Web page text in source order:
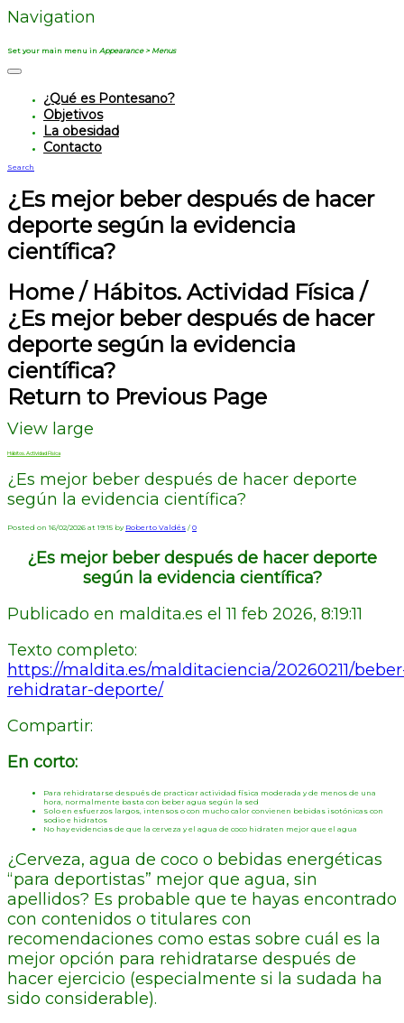
Navigation
Set your main menu in Appearance > Menus
¿Qué es Pontesano?
Objetivos
La obesidad
Contacto
Search
¿Es mejor beber después de hacer
deporte según la evidencia
científica?
Home / Hábitos. Actividad Física /
¿Es mejor beber después de hacer
deporte según la evidencia
científica?
Return to Previous Page
View large
Hábitos. Actividad Física
¿Es mejor beber después de hacer deporte
según la evidencia científica?
Posted on 16/02/2026 at 19:15 by Roberto Valdés / 0
¿Es mejor beber después de hacer deporte
según la evidencia científica?
Publicado en maldita.es el 11 feb 2026, 8:19:11
Texto completo:
https://maldita.es/malditaciencia/20260211/
rehidratar-deporte/
Compartir:
En corto:
Para rehidratarse después de practicar actividad física moderada y de menos de una
hora, normalmente basta con beber agua según la sed
Solo en esfuerzos largos, intensos o con mucho calor convienen bebidas isotónicas con
sodio e hidratos
No hay evidencias de que la cerveza y el agua de coco hidraten mejor que el agua
¿Cerveza, agua de coco o bebidas energéticas
“para deportistas” mejor que agua, sin
apellidos? Es probable que te hayas encontrado
con contenidos o titulares con
recomendaciones como estas sobre cuál es la
mejor opción para rehidratarse después de
hacer ejercicio (especialmente si la sudada ha
sido considerable).